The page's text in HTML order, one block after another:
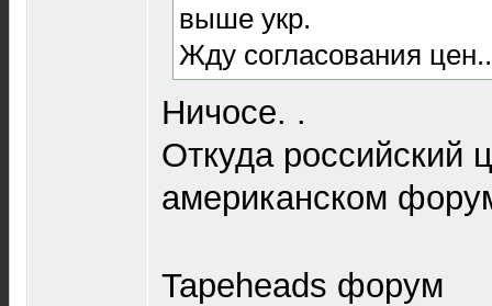
выше укр.
Жду согласования
Ничосе. .
Откуда российский
американском
Tapeheads форум